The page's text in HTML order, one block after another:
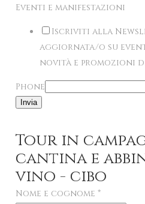
Eventi e manifestazioni
Iscriviti alla
aggiornata/o su
novità e promozioni
Phone
Invia
Tour in
cantina e
vino - cibo
Nome e cognome *